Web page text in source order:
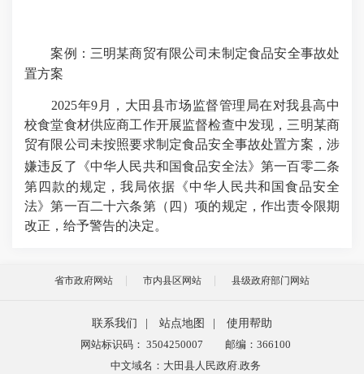
案例： 三明某商贸有限公司 未制定食品安全事故处
置方案
2025年9 月，大田县市场监督管理局在对我县高中
校食堂食材供应商工作开展监督检查中发现，三明某商
贸有限公司未按照要求制定食品安全事故处置方案，涉
嫌违反了
《中华人民共和国食品安全法》第一百零二条
第四款的规定，我局依据《中华人民共和国食品安全
法》第一百二十六条第（四）项的规定，作出责令限期
改正，给予警告的决定。
省市政府网站 市内县区网站 县级政府部门网站
联系我们 站点地图
使用帮助
网站标识码： 3504250007
邮编：366100
中文域名：大田县人民政府.政务